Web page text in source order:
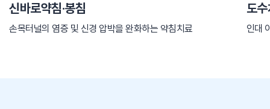
신바로약침·봉침
손목터널의 염증 및 신경 압박을 완화하는 약침치료
도
인대